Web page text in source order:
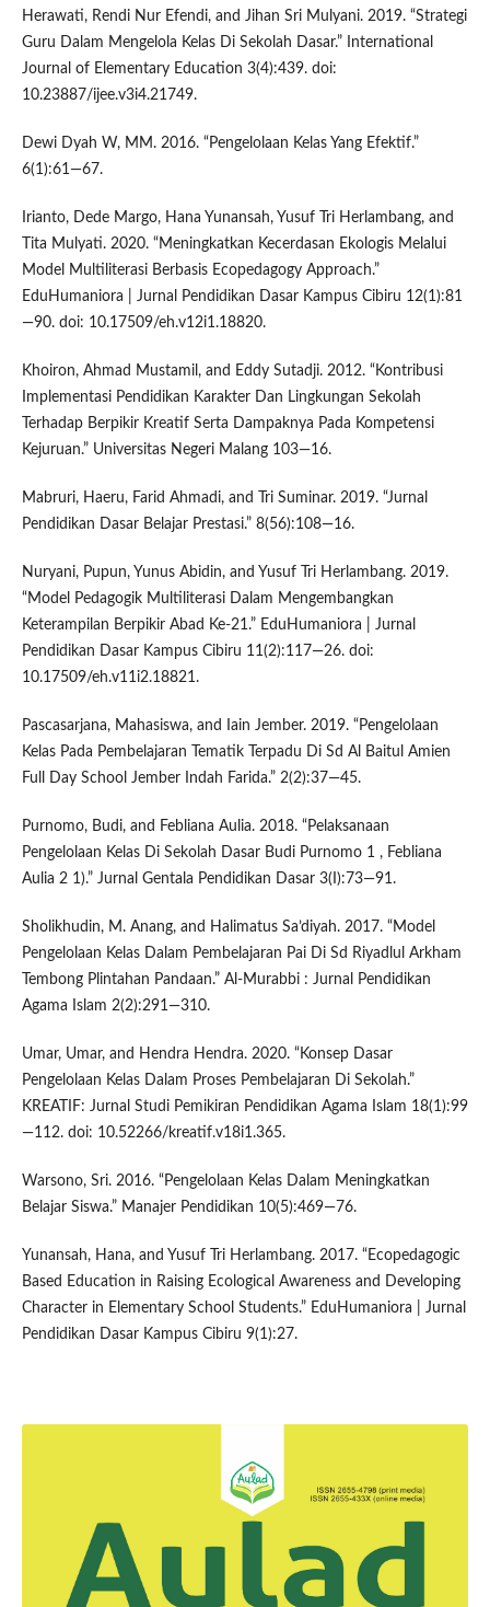
Herawati, Rendi Nur Efendi, and Jihan Sri Mulyani. 2019. “Strategi
Guru Dalam Mengelola Kelas Di Sekolah Dasar.” International
Journal of Elementary Education 3(4):439. doi:
10.23887/ijee.v3i4.21749.
Dewi Dyah W, MM. 2016. “Pengelolaan Kelas Yang Efektif.”
6(1):61—67.
Irianto, Dede Margo, Hana Yunansah, Yusuf Tri Herlambang, and
Tita Mulyati. 2020. “Meningkatkan Kecerdasan Ekologis Melalui
Model Multiliterasi Berbasis Ecopedagogy Approach.”
EduHumaniora | Jurnal Pendidikan Dasar Kampus Cibiru 12(1):81
—90. doi: 10.17509/eh.v12i1.18820.
Khoiron, Ahmad Mustamil, and Eddy Sutadji. 2012. “Kontribusi
Implementasi Pendidikan Karakter Dan Lingkungan Sekolah
Terhadap Berpikir Kreatif Serta Dampaknya Pada Kompetensi
Kejuruan.” Universitas Negeri Malang 103—16.
Mabruri, Haeru, Farid Ahmadi, and Tri Suminar. 2019. “Jurnal
Pendidikan Dasar Belajar Prestasi.” 8(56):108—16.
Nuryani, Pupun, Yunus Abidin, and Yusuf Tri Herlambang. 2019.
“Model Pedagogik Multiliterasi Dalam Mengembangkan
Keterampilan Berpikir Abad Ke-21.” EduHumaniora | Jurnal
Pendidikan Dasar Kampus Cibiru 11(2):117—26. doi:
10.17509/eh.v11i2.18821.
Pascasarjana, Mahasiswa, and Iain Jember. 2019. “Pengelolaan
Kelas Pada Pembelajaran Tematik Terpadu Di Sd Al Baitul Amien
Full Day School Jember Indah Farida.” 2(2):37—45.
Purnomo, Budi, and Febliana Aulia. 2018. “Pelaksanaan
Pengelolaan Kelas Di Sekolah Dasar Budi Purnomo 1 , Febliana
Aulia 2 1).” Jurnal Gentala Pendidikan Dasar 3(I):73—91.
Sholikhudin, M. Anang, and Halimatus Sa’diyah. 2017. “Model
Pengelolaan Kelas Dalam Pembelajaran Pai Di Sd Riyadlul Arkham
Tembong Plintahan Pandaan.” Al-Murabbi : Jurnal Pendidikan
Agama Islam 2(2):291—310.
Umar, Umar, and Hendra Hendra. 2020. “Konsep Dasar
Pengelolaan Kelas Dalam Proses Pembelajaran Di Sekolah.”
KREATIF: Jurnal Studi Pemikiran Pendidikan Agama Islam 18(1):99
—112. doi: 10.52266/kreatif.v18i1.365.
Warsono, Sri. 2016. “Pengelolaan Kelas Dalam Meningkatkan
Belajar Siswa.” Manajer Pendidikan 10(5):469—76.
Yunansah, Hana, and Yusuf Tri Herlambang. 2017. “Ecopedagogic
Based Education in Raising Ecological Awareness and Developing
Character in Elementary School Students.” EduHumaniora | Jurnal
Pendidikan Dasar Kampus Cibiru 9(1):27.